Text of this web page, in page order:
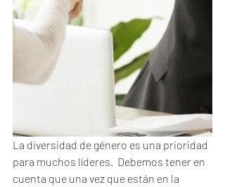
La diversidad de género es una prioridad
para muchos líderes.  Debemos tener en
cuenta que una vez que están en la